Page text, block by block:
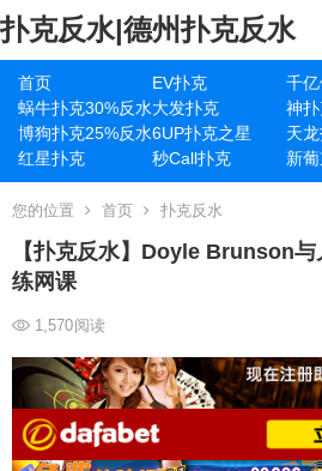
扑克反水|德州扑克反水
首页 EV扑克 千
蜗牛扑克30%反水大发扑克 神
博狗扑克25%反水6UP扑克之星 天
红星扑克
秒Call扑克 新
您的位置 首页 扑克反水
【扑克反水】Doyle Brunson与
练网课
1,570阅读